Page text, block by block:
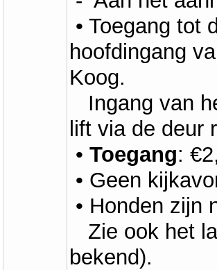
• Toegang tot
hoofdingang
Koog.
Ingang van
lift via de deur
• Toegang:
• Geen
• Honden zijn
Zie ook het
bekend).